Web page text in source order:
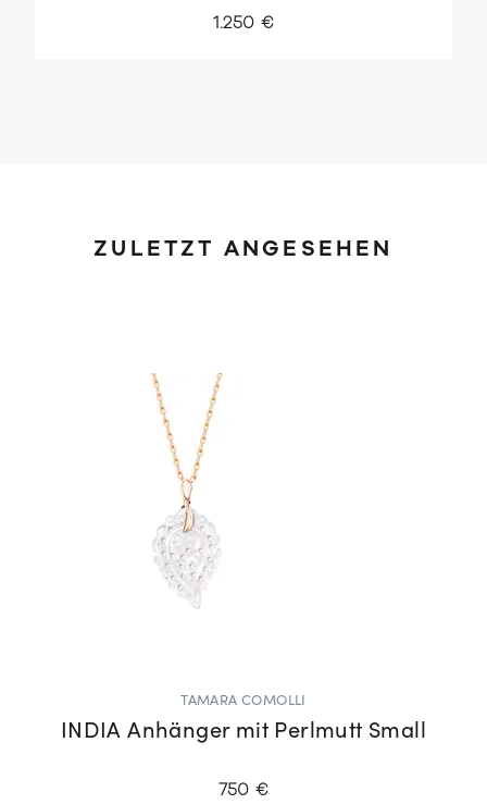
1.250 €
ZULETZT ANGESEHEN
TAMARA COMOLLI
INDIA Anhänger mit Perlmutt Small
750 €